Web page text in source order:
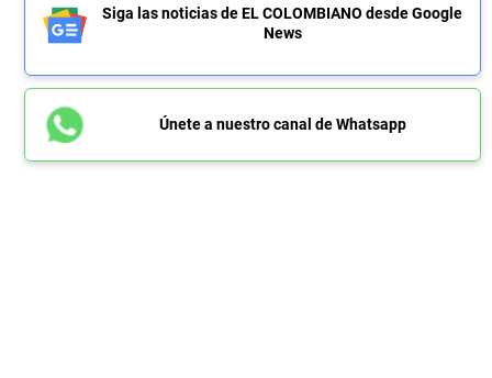
Siga las noticias de EL COLOMBIANO desde Google
News
Únete a nuestro canal de Whatsapp